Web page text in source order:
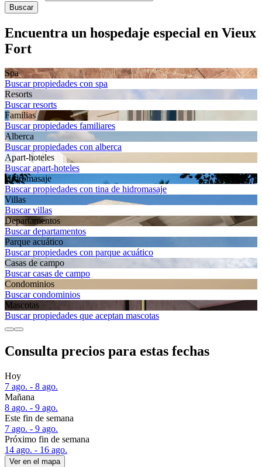
Buscar
Encuentra un hospedaje especial en Vieux
Fort
Spa
Buscar propiedades con spa
Resorts
Buscar resorts
Familias
Buscar propiedades familiares
Alberca
Buscar propiedades con alberca
Apart-hoteles
Buscar apart-hoteles
Hidromasaje
Buscar propiedades con tina de hidromasaje
Villas
Buscar villas
Departa­mentos
Buscar departamentos
Parque acuático
Buscar propiedades con parque acuático
Casas de campo
Buscar casas de campo
Condominios
Buscar condominios
Mascotas
Buscar propiedades que aceptan mascotas
Consulta precios para estas fechas
Hoy
7 ago. - 8 ago.
Mañana
8 ago. - 9 ago.
Este fin de semana
7 ago. - 9 ago.
Próximo fin de semana
14 ago. - 16 ago.
Ver en el mapa